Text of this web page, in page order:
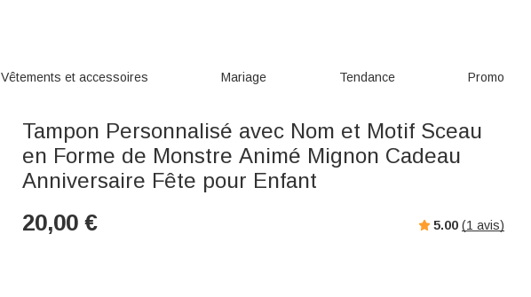
Vêtements et accessoires Mariage Tendance Promo
Tampon Personnalisé avec Nom et Motif Sceau
en Forme de Monstre Animé Mignon Cadeau
Anniversaire Fête pour Enfant
20,00 € 5.00 (1 avis)